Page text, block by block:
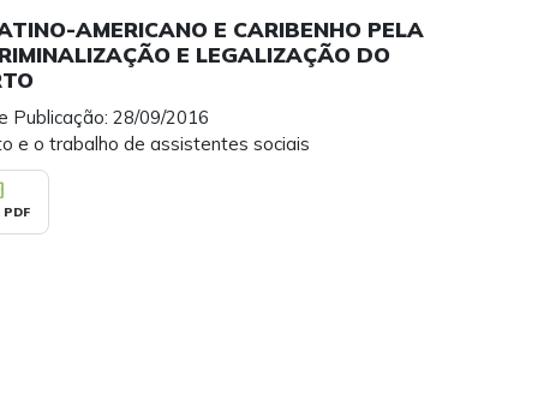
AMERICANO E CARIBENHO PELA
E LEGALIZAÇÃO DO
Publicação: 28/09/2016
e o trabalho de assistentes sociais
PDF